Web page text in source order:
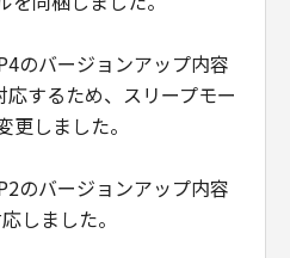
のバージョンアップ内容
応するため、スリープモー
更しました。
のバージョンアップ内容
しました。